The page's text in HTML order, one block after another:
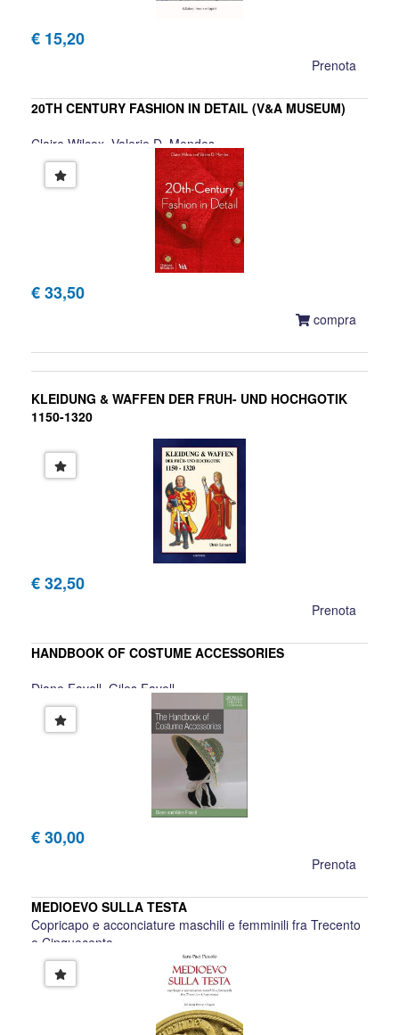
€ 15,20
Prenota
20TH CENTURY FASHION IN DETAIL (V&A MUSEUM)
Claire Wilcox, Valerie D. Mendes
€ 33,50
compra
KLEIDUNG & WAFFEN DER FRUH- UND HOCHGOTIK
1150-1320
U. Lehnart
€ 32,50
Prenota
HANDBOOK OF COSTUME ACCESSORIES
Diane Favell, Giles Favell
€ 30,00
Prenota
MEDIOEVO SULLA TESTA
Copricapo e acconciature maschili e femminili fra Trecento
e Cinquecento
Sara Paci Piccolo